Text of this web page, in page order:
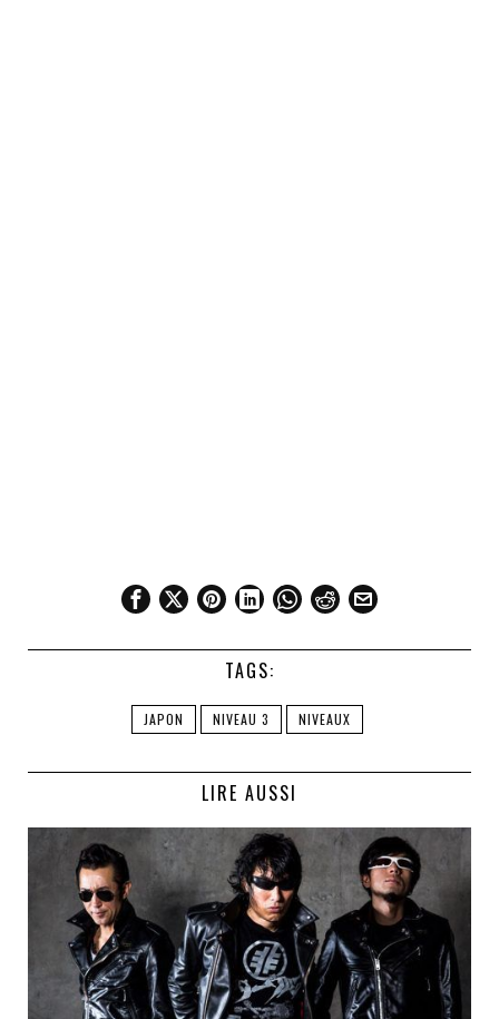
TAGS:
JAPON NIVEAU 3 NIVEAUX
LIRE AUSSI